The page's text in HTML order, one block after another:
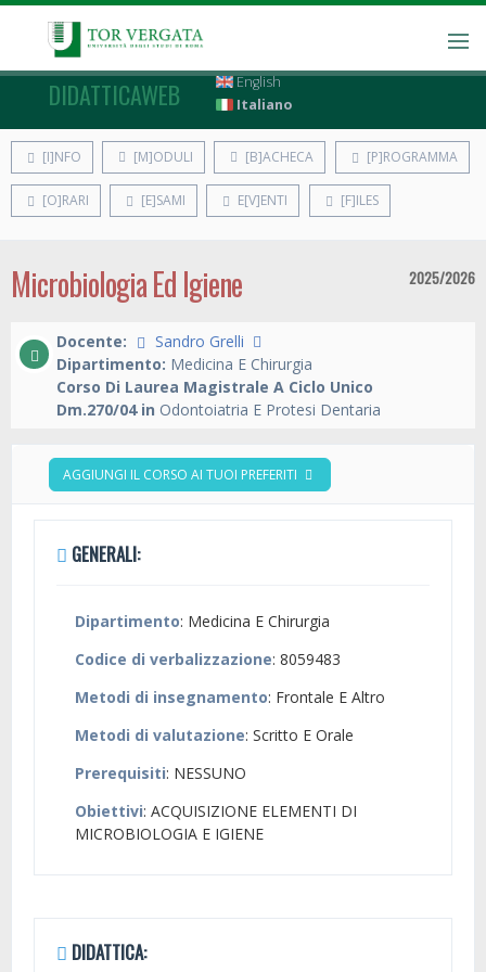
DIDATTICAWEB
English
Italiano
[I]NFO [M]ODULI [B]ACHECA [P]ROGRAMMA
[O]RARI [E]SAMI E[V]ENTI [F]ILES
Microbiologia Ed Igiene 2025/2026
Docente:
Sandro Grelli
Dipartimento: Medicina E Chirurgia
Corso Di Laurea Magistrale A Ciclo Unico
Dm.270/04 in Odontoiatria E Protesi Dentaria
AGGIUNGI IL CORSO AI TUOI PREFERITI
GENERALI:
Dipartimento: Medicina E Chirurgia
Codice di verbalizzazione: 8059483
Metodi di insegnamento: Frontale E Altro
Metodi di valutazione: Scritto E Orale
Prerequisiti: NESSUNO
Obiettivi: ACQUISIZIONE ELEMENTI DI
MICROBIOLOGIA E IGIENE
DIDATTICA: